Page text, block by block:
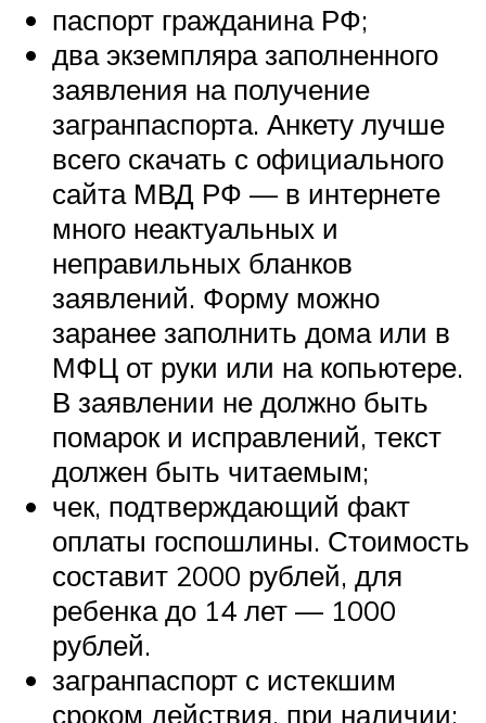
паспорт гражданина РФ;
два экземпляра заполненного
заявления на получение
загранпаспорта. Анкету лучше
всего скачать с официального
сайта МВД РФ — в интернете
много неактуальных и
неправильных бланков
заявлений. Форму можно
заранее заполнить дома или в
МФЦ от руки или на копьютере.
В заявлении не должно быть
помарок и исправлений, текст
должен быть читаемым;
чек, подтверждающий факт
оплаты госпошлины. Стоимость
составит 2000 рублей, для
ребенка до 14 лет — 1000
рублей.
загранпаспорт с истекшим
сроком действия, при наличии;